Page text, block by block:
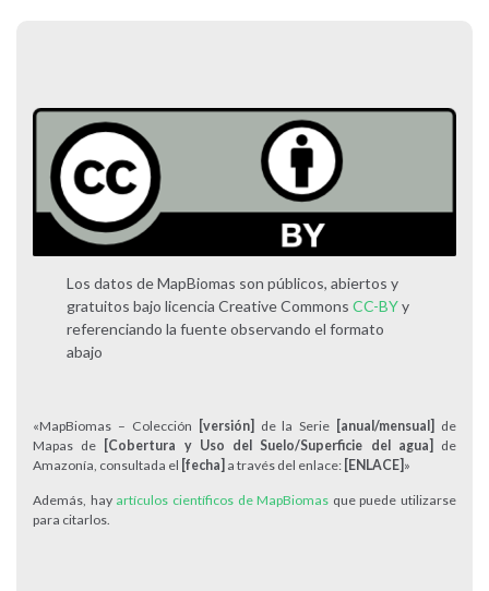
Los datos de MapBiomas son públicos, abiertos y
gratuitos bajo licencia Creative CommonsCC-BYy
referenciando la fuente observando el formato
abajo
«MapBiomas – Colección [versión] de la Serie [anual/mensual] de
Mapas de
[Cobertura y Uso del Suelo/Superficie del agua]
de
Amazonía, consultada el [fecha] a través del enlace: [ENLACE] »
Además, hay artículos científicos de MapBiomas que puede utilizarse
para citarlos.